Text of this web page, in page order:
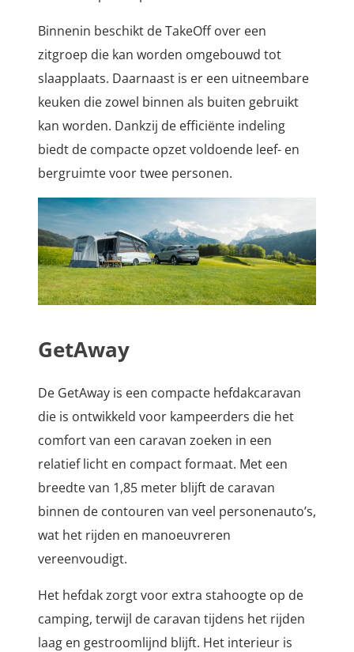
Binnenin beschikt de TakeOff over een
zitgroep die kan worden omgebouwd tot
slaapplaats. Daarnaast is er een uitneembare
keuken die zowel binnen als buiten gebruikt
kan worden. Dankzij de efficiënte indeling
biedt de compacte opzet voldoende leef- en
bergruimte voor twee personen.
GetAway
De GetAway is een compacte hefdakcaravan
die is ontwikkeld voor kampeerders die het
comfort van een caravan zoeken in een
relatief licht en compact formaat. Met een
breedte van 1,85 meter blijft de caravan
binnen de contouren van veel personenauto’s,
wat het rijden en manoeuvreren
vereenvoudigt.
Het hefdak zorgt voor extra stahoogte op de
camping, terwijl de caravan tijdens het rijden
laag en gestroomlijnd blijft. Het interieur is